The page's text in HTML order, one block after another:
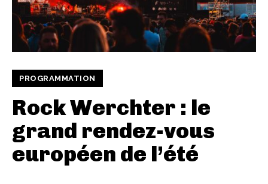
PROGRAMMATION
Rock Werchter : le
grand rendez-vous
européen de l’été